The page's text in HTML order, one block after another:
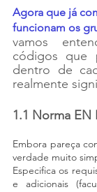
Agora que já
funcionam os
vamos
códigos que
dentro de
realmente
1.1 Norma EN
Embora pareça
verdade muito
Especifica os
e adicionais